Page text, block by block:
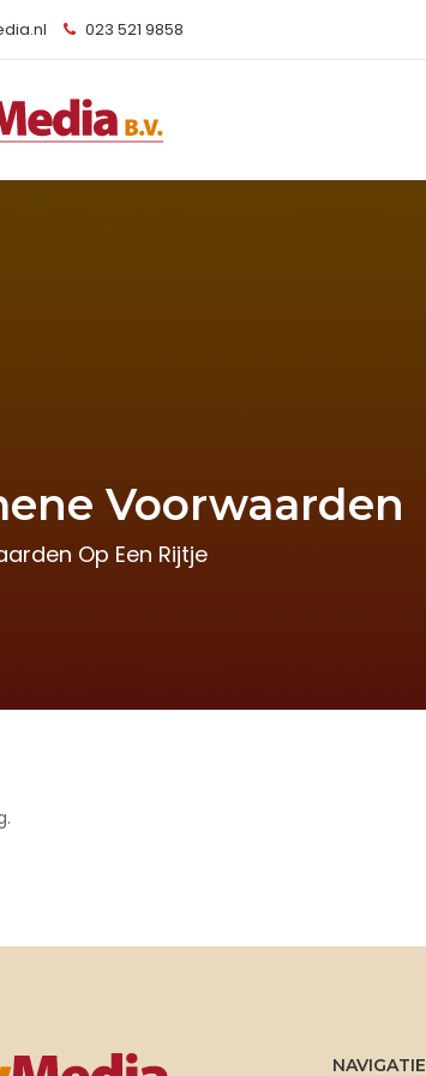
023 521 9858
Voorwaarden
Op Een Rijtje
NAVIGATIE